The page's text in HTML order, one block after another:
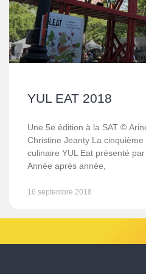
YUL EAT 2018
Une 5e édition à la SAT ©
Christine Jeanty La
culinaire YUL Eat présenté
Année après année,
16 septembre 2018